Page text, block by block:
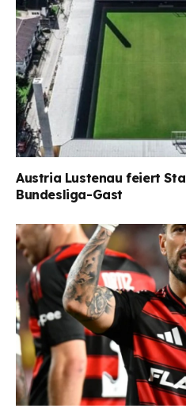
Austria Lustenau feiert
Bundesliga-Gast